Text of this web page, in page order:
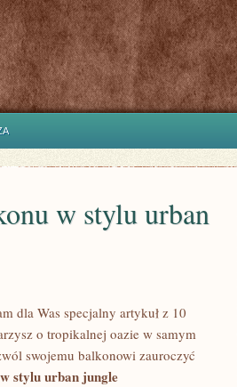
w stylu urban
dla Was⁣ specjalny artykuł z 10
o tropikalnej oazie w samym
swojemu balkonowi zauroczyć⁤
stylu urban jungle